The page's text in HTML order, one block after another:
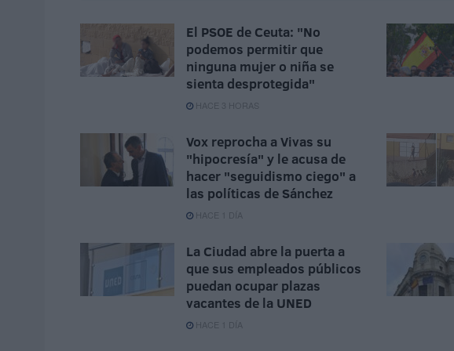
El PSOE de Ceuta: "No
podemos permitir que
ninguna mujer o niña se
sienta desprotegida"
HACE 3 HORAS
Vox reprocha a Vivas su
"hipocresía" y le acusa de
hacer "seguidismo ciego" a
las políticas de Sánchez
HACE 1 DÍA
La Ciudad abre la puerta a
que sus empleados públicos
puedan ocupar plazas
vacantes de la UNED
HACE 1 DÍA